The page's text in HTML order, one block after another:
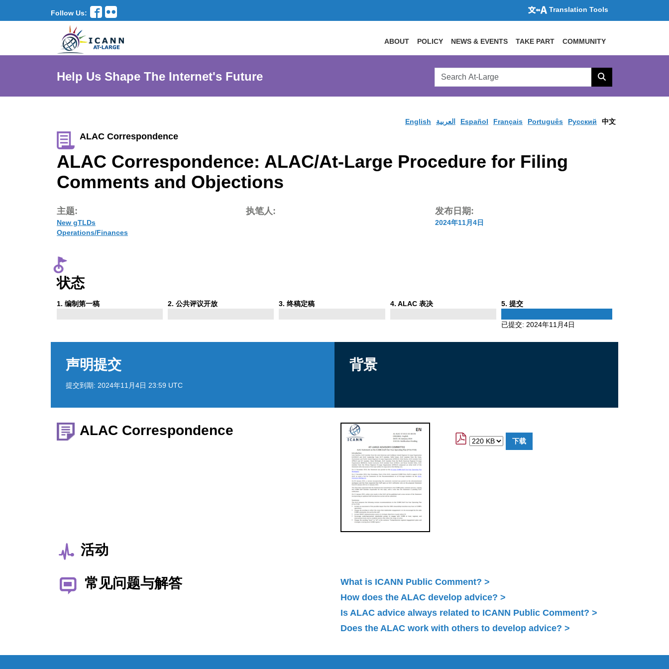
Follow Us: Translation Tools
ABOUT POLICY NEWS & EVENTS TAKE PART COMMUNITY
Help Us Shape The Internet's Future
Search
AtLarge
Search
English العربية Español Français Português Pусский 中文
ALAC Correspondence
ALAC Correspondence: ALAC/At-Large Procedure for Filing
Comments and Objections
主题:
New gTLDs
Operations/Finances
执笔人: 发布日期:
2024年11月4日
状态
1 Phase
. 编制第一稿 2 Phase
. 公共评议开放 3Phase
. 终稿定稿 4Phase
. ALAC 表决 5Phase
. 提交
已提交: 2024年11月4日
声明提交
提交到期: 2024年11月4日 23:59 UTC
背景
ALAC Correspondence
活动
常见问题与解答
What is ICANN Public Comment?
How does the ALAC develop advice?
Is ALAC advice always related to ICANN Public Comment?
Does the ALAC work with others to develop advice?